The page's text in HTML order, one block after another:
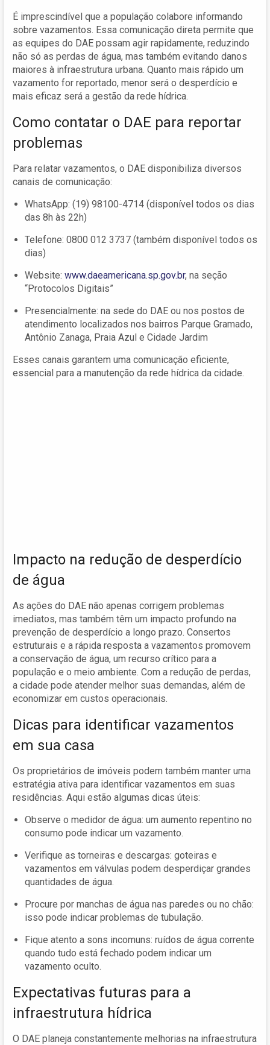
É imprescindível que a população colabore informando
sobre vazamentos. Essa comunicação direta permite que
as equipes do DAE possam agir rapidamente, reduzindo
não só as perdas de água, mas também evitando danos
maiores à infraestrutura urbana. Quanto mais rápido um
vazamento for reportado, menor será o desperdício e
mais eficaz será a gestão da rede hídrica.
Como contatar o DAE para reportar
problemas
Para relatar vazamentos, o DAE disponibiliza diversos
canais de comunicação:
WhatsApp: (19) 98100-4714 (disponível todos os dias
das 8h às 22h)
Telefone: 0800 012 3737 (também disponível todos os
dias)
Website: www.daeamericana.sp.gov.br, na seção
“Protocolos Digitais”
Presencialmente: na sede do DAE ou nos postos de
atendimento localizados nos bairros Parque Gramado,
Antônio Zanaga, Praia Azul e Cidade Jardim
Esses canais garantem uma comunicação eficiente,
essencial para a manutenção da rede hídrica da cidade.
Impacto na redução de desperdício
de água
As ações do DAE não apenas corrigem problemas
imediatos, mas também têm um impacto profundo na
prevenção de desperdício a longo prazo. Consertos
estruturais e a rápida resposta a vazamentos promovem
a conservação de água, um recurso crítico para a
população e o meio ambiente. Com a redução de perdas,
a cidade pode atender melhor suas demandas, além de
economizar em custos operacionais.
Dicas para identificar vazamentos
em sua casa
Os proprietários de imóveis podem também manter uma
estratégia ativa para identificar vazamentos em suas
residências. Aqui estão algumas dicas úteis:
Observe o medidor de água: um aumento repentino no
consumo pode indicar um vazamento.
Verifique as torneiras e descargas: goteiras e
vazamentos em válvulas podem desperdiçar grandes
quantidades de água.
Procure por manchas de água nas paredes ou no chão:
isso pode indicar problemas de tubulação.
Fique atento a sons incomuns: ruídos de água corrente
quando tudo está fechado podem indicar um
vazamento oculto.
Expectativas futuras para a
infraestrutura hídrica
O DAE planeja constantemente melhorias na infraestrutura